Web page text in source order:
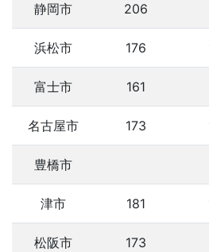
静岡市 206
浜松市 176
富士市 161
名古屋市 173
豊橋市
津市 181
松阪市 173